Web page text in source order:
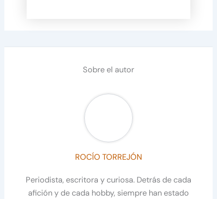
Sobre el autor
ROCÍO TORREJÓN
Periodista, escritora y curiosa. Detrás de cada
afición y de cada hobby, siempre han estado